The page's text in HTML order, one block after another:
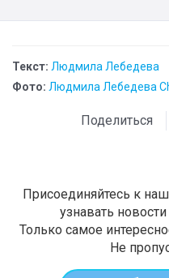
Текст: Людмила Лебедева
Фото: Людмила Лебедева
Поделиться
Присоединяйтесь к
узнавать
Только самое
Не